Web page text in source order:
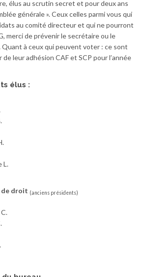
élus au scrutin secret et pour deux ans
générale ». Ceux celles parmi vous qui
au comité directeur et qui ne pourront
merci de prévenir le secrétaire ou le
à ceux qui peuvent voter : ce sont
de leur adhésion CAF et SCP pour l’année
élus :
L.
de droit (anciens présidents)